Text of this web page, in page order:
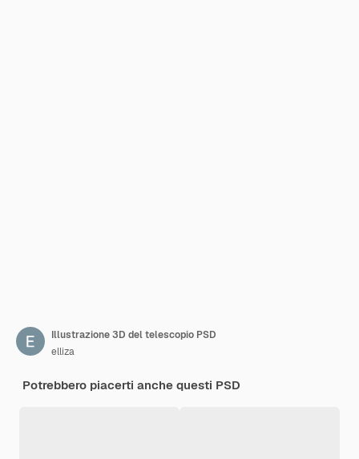
Illustrazione 3D del telescopio PSD
elliza
Potrebbero piacerti anche questi PSD